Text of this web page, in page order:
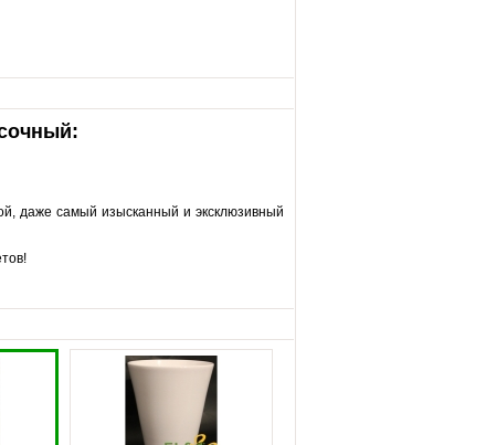
даже самый изысканный и эксклюзивный